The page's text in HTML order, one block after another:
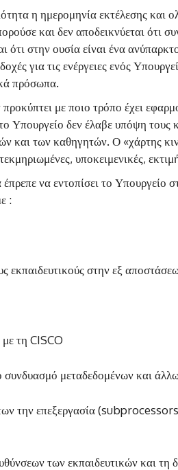
η ημερομηνία εκτέλεσης
και δεν αποδεικνύεται ότι
ότι στην ουσία είναι ένα
για τις ενέργειες ενός
πρόσωπα.
με ποιο τρόπο έχει
Υπουργείο δεν έλαβε υπόψη τους
και των καθηγητών. Ο «χάρτης
υποκειμενικές,
να εντοπίσει το Υπουργείο
:
στην εξ
τη CISCO
μεταδεδομένων και
την επεξεργασία
των εκπαιδευτικών και τη